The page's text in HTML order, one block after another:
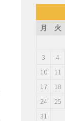
月
火
3
4
10
11
17
18
24
25
31